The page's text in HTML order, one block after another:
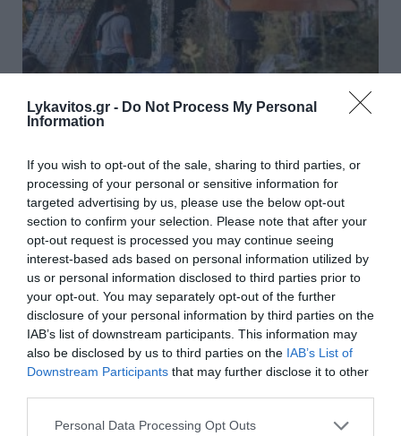
Lykavitos.gr - Do Not Process My Personal
Information
If you wish to opt-out of the sale, sharing to third parties, or
processing of your personal or sensitive information for
targeted advertising by us, please use the below opt-out
section to confirm your selection. Please note that after your
opt-out request is processed you may continue seeing
interest-based ads based on personal information utilized by
us or personal information disclosed to third parties prior to
your opt-out. You may separately opt-out of the further
disclosure of your personal information by third parties on the
IAB’s list of downstream participants. This information may
also be disclosed by us to third parties on the IAB’s List of
Downstream Participants that may further disclose it to other
Please note that this website/app uses one or more Google
Personal Data Processing Opt Outs
Δολοφονία στην Κυψέλη: Τι
αποκάλυψε στις Αρχές η σύζυγος
του Αφγανού – «Τότε άρχισα να
τον υποψιάζομαι»
Νέα στοιχεία για την υπόθεση της δολοφονίας της
38χρονης Βρετανίδας, Ελίζαμπεθ Ρος, στην Κυψέλη
φέρεται να προκύπτουν από την κατάθεση της
συζύγου του 26χρονου Αφγανού. Πληροφορίες
αναφέρουν ότι η 38χρονη γ...
18:47 | 06 Αυγούστου 2026 Ελλάδα